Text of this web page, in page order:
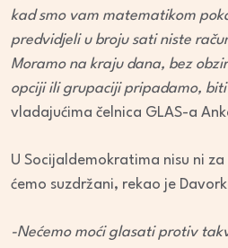
kad smo vam matematikom
predvidjeli u broju sati niste
Moramo na kraju dana, bez
opciji ili grupaciji pripadamo, biti
vladajućima čelnica GLAS-a
U Socijaldemokratima nisu ni
ćemo suzdržani, rekao je
-Nećemo moći glasati protiv